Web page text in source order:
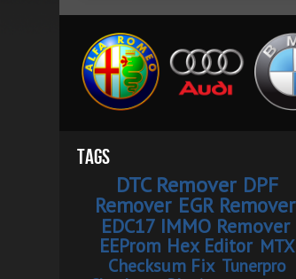
Tags
DTC Remover DPF
Remover EGR Remover
EDC17 IMMO Remover
EEProm Hex Editor MTX
Checksum Fix Tunerpro